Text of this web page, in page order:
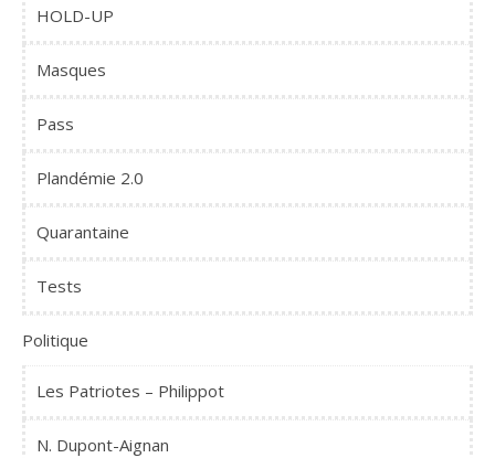
HOLD-UP
Masques
Pass
Plandémie 2.0
Quarantaine
Tests
Politique
Les Patriotes – Philippot
N. Dupont-Aignan